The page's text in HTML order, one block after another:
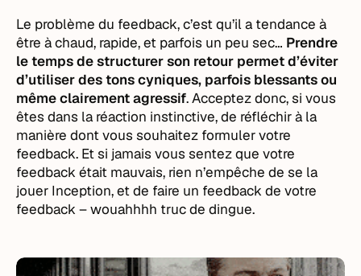
Le problème du feedback, c’est qu’il a tendance à
être à chaud, rapide, et parfois un peu sec… Prendre
le temps de structurer son retour permet d’éviter
d’utiliser des tons cyniques, parfois blessants ou
même clairement agressif. Acceptez donc, si vous
êtes dans la réaction instinctive, de réfléchir à la
manière dont vous souhaitez formuler votre
feedback. Et si jamais vous sentez que votre
feedback était mauvais, rien n’empêche de se la
jouer Inception, et de faire un feedback de votre
feedback – wouahhhh truc de dingue.